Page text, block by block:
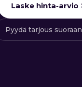
Laske hinta-arvio
Pyydä tarjous suoraan